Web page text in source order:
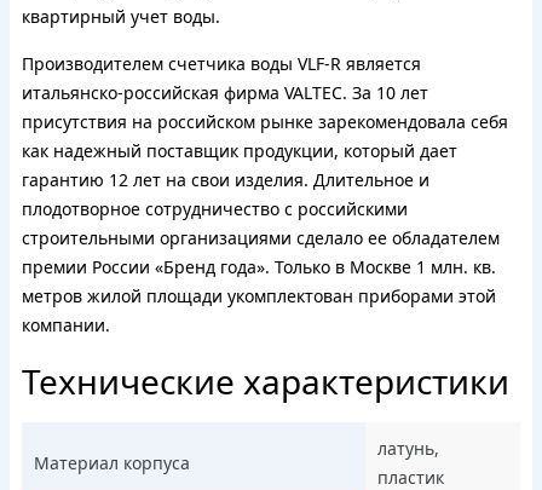
квартирный учет воды.
Производителем счетчика воды VLF-R является
итальянско-российская фирма VALTEC. За 10 лет
присутствия на российском рынке зарекомендовала себя
как надежный поставщик продукции, который дает
гарантию 12 лет на свои изделия. Длительное и
плодотворное сотрудничество с российскими
строительными организациями сделало ее обладателем
премии России «Бренд года». Только в Москве 1 млн. кв.
метров жилой площади укомплектован приборами этой
компании.
Технические характеристики
Материал корпуса
латунь,
пластик